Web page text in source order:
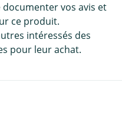
documenter vos avis et
ce produit.
intéressés des
pour leur achat.